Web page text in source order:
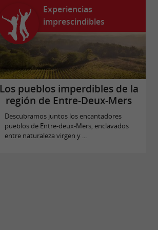
Experiencias
imprescindibles
Los pueblos imperdibles de la
región de Entre-Deux-Mers
Descubramos juntos los encantadores
pueblos de Entre-deux-Mers, enclavados
entre naturaleza virgen y ...